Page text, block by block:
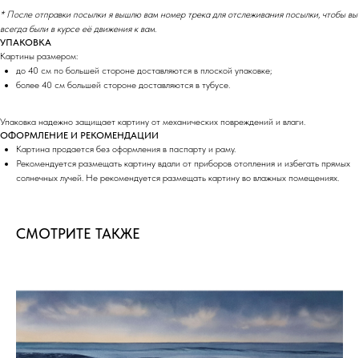
* После отправки посылки я вышлю вам номер трека для отслеживания посылки, чтобы вы
всегда были в курсе её движения к вам.
УПАКОВКА
Картины размером:
до 40 см по большей стороне доставляются в плоской упаковке;
более 40 см большей стороне доставляются в тубусе.
Упаковка надежно защищает картину от механических повреждений и влаги.
ОФОРМЛЕНИЕ И РЕКОМЕНДАЦИИ
Картина продается без оформления в паспарту и раму.
Рекомендуется размещать картину вдали от приборов отопления и избегать прямых
солнечных лучей. Не рекомендуется размещать картину во влажных помещениях.
СМОТРИТЕ ТАКЖЕ